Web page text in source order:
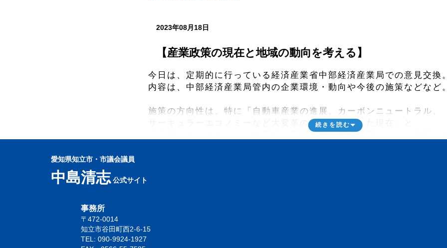
2023年08月18日
【産業政策の現在と地域の動向を考える】
今日は、定期的に行っている経済産業省中部経済産業局での意見交換。
内容は、中部経済産業局管内の企業環境・動向や今後の施策などなど。
施策の方向性は、特に「自動車産業の進展、カーボンニュートラル、
サーキュラーエコノミーなど大変革の時代に突入した現在」と
「企業のデジタル化や人材育成、産業構造の転換を図るための施策の
続きを読む
愛知県知立市・市議会議員
中島清志 公式サイト
事務所
〒472-0014
知立市谷田町西2-6-15
TEL: 090-9924-1927